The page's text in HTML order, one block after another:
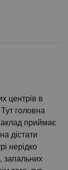
центрів в
головна
приймає
дістати
нерідко
запальних